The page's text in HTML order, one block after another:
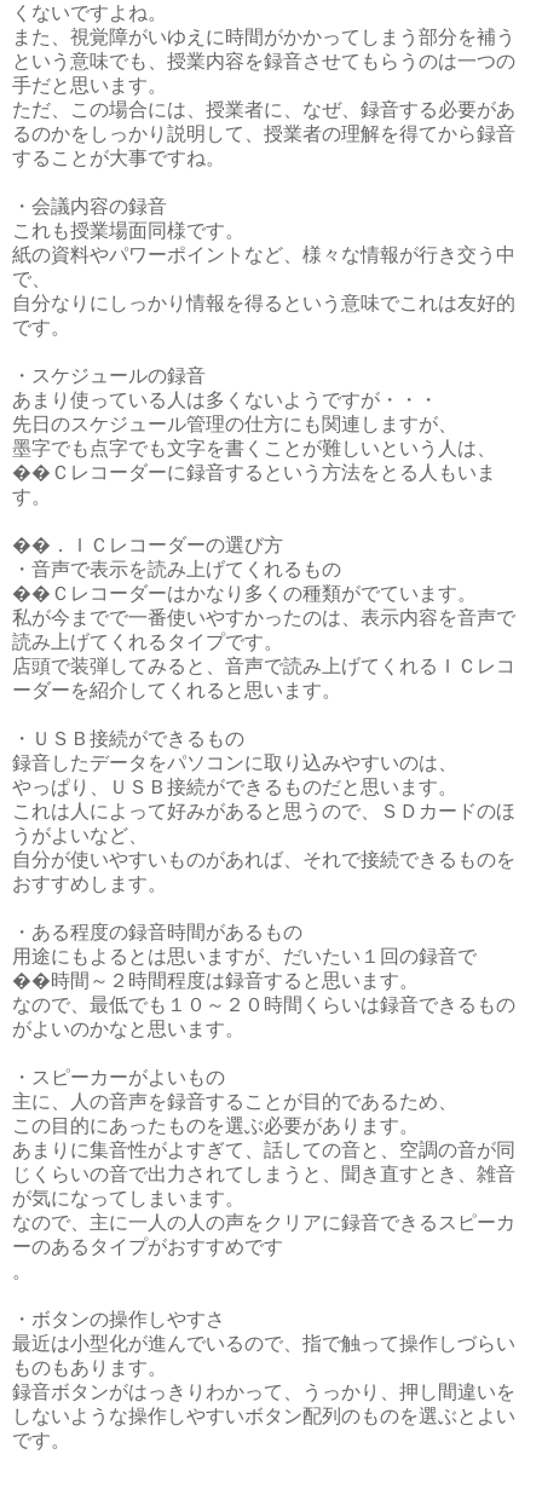
くないですよね。
また、視覚障がいゆえに時間がかかってしまう部分を補う
という意味でも、授業内容を録音させてもらうのは一つの
手だと思います。
ただ、この場合には、授業者に、なぜ、録音する必要があ
るのかをしっかり説明して、授業者の理解を得てから録音
することが大事ですね。
・会議内容の録音
これも授業場面同様です。
紙の資料やパワーポイントなど、様々な情報が行き交う中
で、
自分なりにしっかり情報を得るという意味でこれは友好的
です。
・スケジュールの録音
あまり使っている人は多くないようですが・・・
先日のスケジュール管理の仕方にも関連しますが、
墨字でも点字でも文字を書くことが難しいという人は、
��Ｃレコーダーに録音するという方法をとる人もいま
す。
��．ＩＣレコーダーの選び方
・音声で表示を読み上げてくれるもの
��Ｃレコーダーはかなり多くの種類がでています。
私が今までで一番使いやすかったのは、表示内容を音声で
読み上げてくれるタイプです。
店頭で装弾してみると、音声で読み上げてくれるＩＣレコ
ーダーを紹介してくれると思います。
・ＵＳＢ接続ができるもの
録音したデータをパソコンに取り込みやすいのは、
やっぱり、ＵＳＢ接続ができるものだと思います。
これは人によって好みがあると思うので、ＳＤカードのほ
うがよいなど、
自分が使いやすいものがあれば、それで接続できるものを
おすすめします。
・ある程度の録音時間があるもの
用途にもよるとは思いますが、だいたい１回の録音で
��時間～２時間程度は録音すると思います。
なので、最低でも１０～２０時間くらいは録音できるもの
がよいのかなと思います。
・スピーカーがよいもの
主に、人の音声を録音することが目的であるため、
この目的にあったものを選ぶ必要があります。
あまりに集音性がよすぎて、話しての音と、空調の音が同
じくらいの音で出力されてしまうと、聞き直すとき、雑音
が気になってしまいます。
なので、主に一人の人の声をクリアに録音できるスピーカ
ーのあるタイプがおすすめです
。
・ボタンの操作しやすさ
最近は小型化が進んでいるので、指で触って操作しづらい
ものもあります。
録音ボタンがはっきりわかって、うっかり、押し間違いを
しないような操作しやすいボタン配列のものを選ぶとよい
です。